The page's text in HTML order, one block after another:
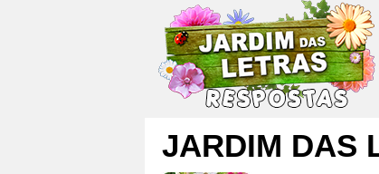
JARDIM DAS